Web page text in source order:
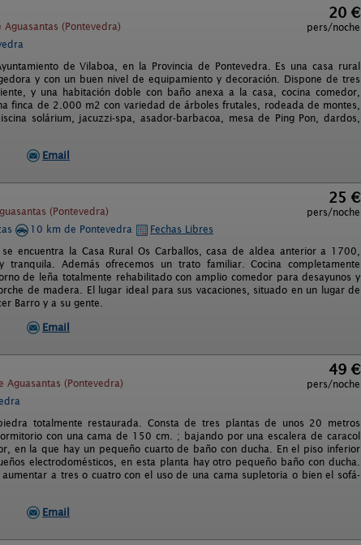
Aguasantas (Pontevedra)
20 €
pers/noche
de Vilaboa, en la Provincia de Pontevedra. Es una casa rural
y con un buen nivel de equipamiento y decoración. Dispone de tres
y una habitación doble con baño anexa a la casa, cocina comedor,
finca de 2.000 m2 con variedad de árboles frutales, rodeada de montes,
solárium, jacuzzi-spa, asador-barbacoa, mesa de Ping Pon, dardos,
Email
(Pontevedra)
25 €
pers/noche
10 km de Pontevedra
Fechas Libres
encuentra la Casa Rural Os Carballos, casa de aldea anterior a 1700,
Además ofrecemos un trato familiar. Cocina completamente
de leña totalmente rehabilitado con amplio comedor para desayunos y
de madera. El lugar ideal para sus vacaciones, situado en un lugar de
Barro y a su gente.
Email
Aguasantas (Pontevedra)
49 €
pers/noche
totalmente restaurada. Consta de tres plantas de unos 20 metros
con una cama de 150 cm. ; bajando por una escalera de caracol
en la que hay un pequeño cuarto de baño con ducha. En el piso inferior
electrodomésticos, en esta planta hay otro pequeño baño con ducha.
a tres o cuatro con el uso de una cama supletoria o bien el sofá-
Email